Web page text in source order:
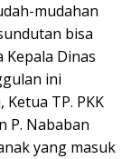
mudahan
bisa
Kepala Dinas
ini
TP. PKK
P. Nababan
yang masuk